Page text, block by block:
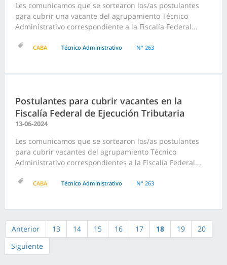
Les comunicamos que se sortearon los/as postulantes
para cubrir una vacante del agrupamiento Técnico
Administrativo correspondiente a la Fiscalía Federal...
CABA Técnico Administrativo N° 263
Postulantes para cubrir vacantes en la
Fiscalía Federal de Ejecución Tributaria
13-06-2024
Les comunicamos que se sortearon los/as postulantes
para cubrir vacantes del agrupamiento Técnico
Administrativo correspondientes a la Fiscalía Federal...
CABA Técnico Administrativo N° 263
Anterior 13 14 15 16 17 18 19
20
Siguiente